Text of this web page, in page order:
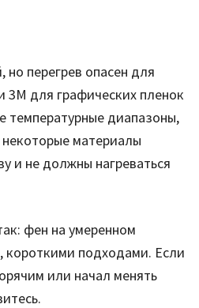
но перегрев опасен для
3M для графических пленок
температурные диапазоны,
материалы
и не должны нагреваться
фен на умеренном
короткими подходами. Если
или начал менять